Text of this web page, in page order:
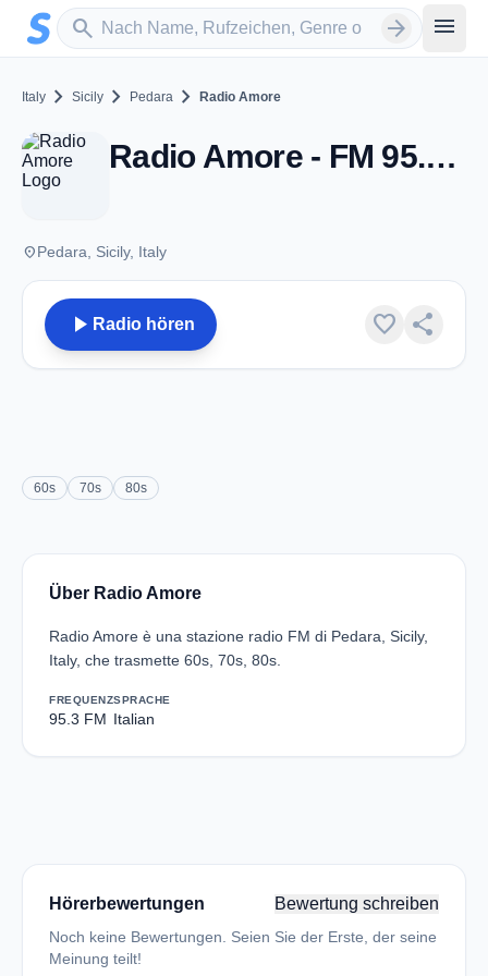
Zum Hauptinhalt springen
search
Sender suchen arrow_forward menu
Italy chevron_right Sicily chevron_right Pedara chevron_right Radio Amore
Radio Amore - FM 95.3 - Pedara
placePedara, Sicily, Italy
play_arrow Radio hören favorite share
60s 70s 80s
Über Radio Amore
Radio Amore è una stazione radio FM di Pedara, Sicily,
Italy, che trasmette 60s, 70s, 80s.
FREQUENZ
95.3 FM
SPRACHE
Italian
Hörerbewertungen Bewertung schreiben
Noch keine Bewertungen. Seien Sie der Erste, der seine
Meinung teilt!